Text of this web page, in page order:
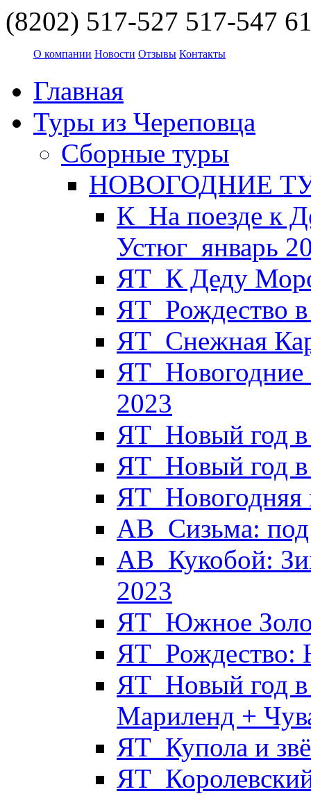
(8202) 517-527 517-547
О компании Новости Отзывы Контакты
Главная
Туры из Череповца
Сборные туры
НОВОГОДНИЕ
К_На поезде к
Устюг_январь
ЯТ_К Деду
ЯТ_Рождество
ЯТ_Снежная
2023
ЯТ_Новый год
ЯТ_Новый год в
ЯТ_Новогодняя
АВ_Сизьма: под
АВ_Кукобой:
2023
ЯТ_Южное
ЯТ_Рождество:
ЯТ_Новый год в
Мариленд +
ЯТ_Купола и